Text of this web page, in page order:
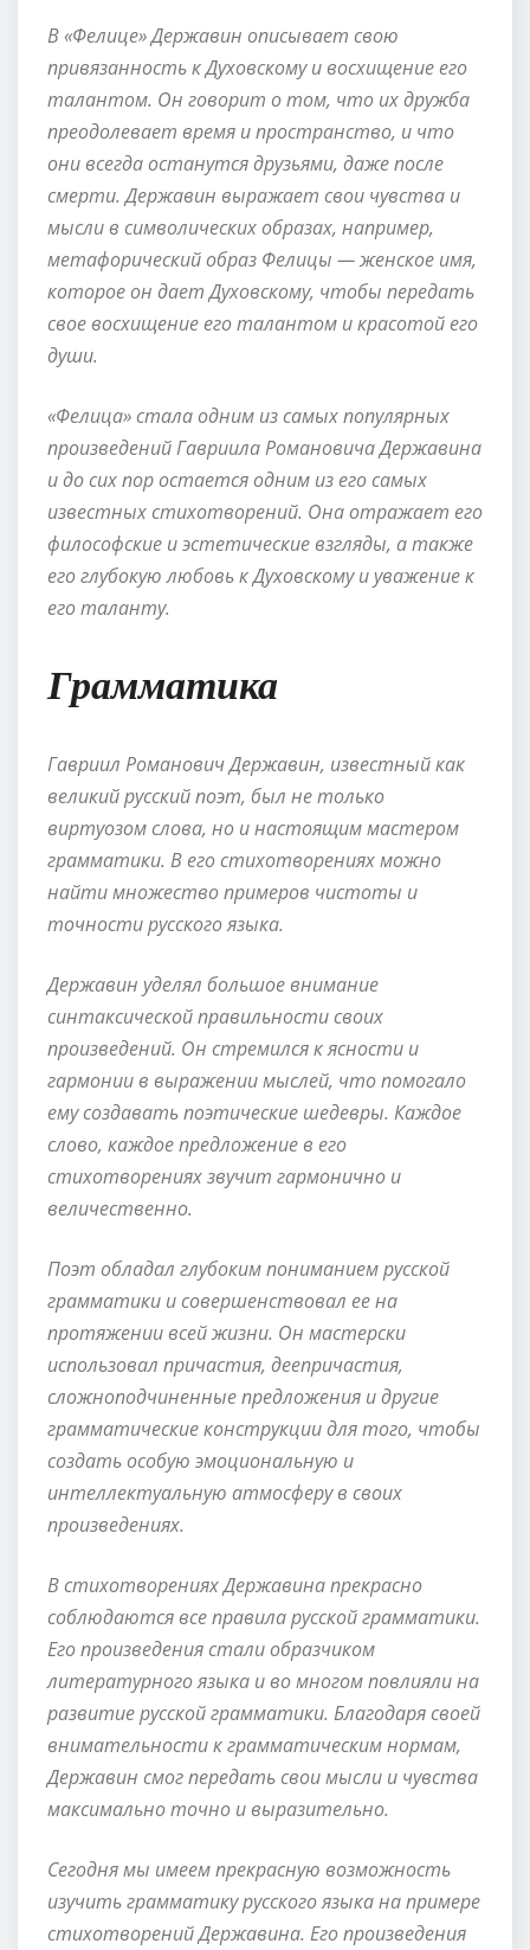
В «Фелице» Державин описывает свою
привязанность к Духовскому и восхищение его
талантом. Он говорит о том, что их дружба
преодолевает время и пространство, и что
они всегда останутся друзьями, даже после
смерти. Державин выражает свои чувства и
мысли в символических образах, например,
метафорический образ Фелицы — женское имя,
которое он дает Духовскому, чтобы передать
свое восхищение его талантом и красотой его
души.
«Фелица» стала одним из самых популярных
произведений Гавриила Романовича Державина
и до сих пор остается одним из его самых
известных стихотворений. Она отражает его
философские и эстетические взгляды, а также
его глубокую любовь к Духовскому и уважение к
его таланту.
Грамматика
Гавриил Романович Державин, известный как
великий русский поэт, был не только
виртуозом слова, но и настоящим мастером
грамматики. В его стихотворениях можно
найти множество примеров чистоты и
точности русского языка.
Державин уделял большое внимание
синтаксической правильности своих
произведений. Он стремился к ясности и
гармонии в выражении мыслей, что помогало
ему создавать поэтические шедевры. Каждое
слово, каждое предложение в его
стихотворениях звучит гармонично и
величественно.
Поэт обладал глубоким пониманием русской
грамматики и совершенствовал ее на
протяжении всей жизни. Он мастерски
использовал причастия, деепричастия,
сложноподчиненные предложения и другие
грамматические конструкции для того, чтобы
создать особую эмоциональную и
интеллектуальную атмосферу в своих
произведениях.
В стихотворениях Державина прекрасно
соблюдаются все правила русской грамматики.
Его произведения стали образчиком
литературного языка и во многом повлияли на
развитие русской грамматики. Благодаря своей
внимательности к грамматическим нормам,
Державин смог передать свои мысли и чувства
максимально точно и выразительно.
Сегодня мы имеем прекрасную возможность
изучить грамматику русского языка на примере
стихотворений Державина. Его произведения